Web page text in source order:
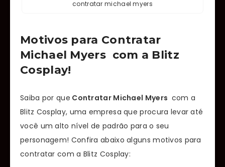
contratar michael myers
Motivos para Contratar
Michael Myers com a Blitz
Cosplay!
Saiba por que Contratar Michael Myers com a
Blitz Cosplay, uma empresa que procura levar até
você um alto nível de padrão para o seu
personagem! Confira abaixo alguns motivos para
contratar com a Blitz Cosplay: